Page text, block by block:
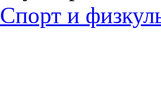
Спорт и